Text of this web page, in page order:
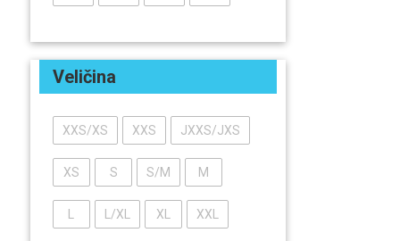
Veličina
XXS/XS XXS JXXS/JXS
XS S S/M M
L/XL XL XXL